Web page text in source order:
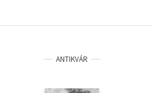
ANTIKVÁR